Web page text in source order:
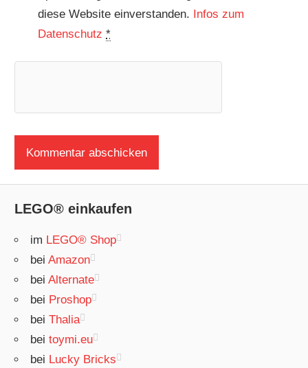
diese Website einverstanden. Infos zum
Datenschutz *
LEGO® einkaufen
im LEGO® Shop
beiAmazon
beiAlternate
bei Proshop
beiThalia
beitoymi.eu
bei Lucky Bricks